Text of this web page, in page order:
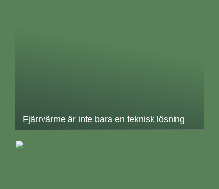
Fjärrvärme är inte bara en teknisk lösning